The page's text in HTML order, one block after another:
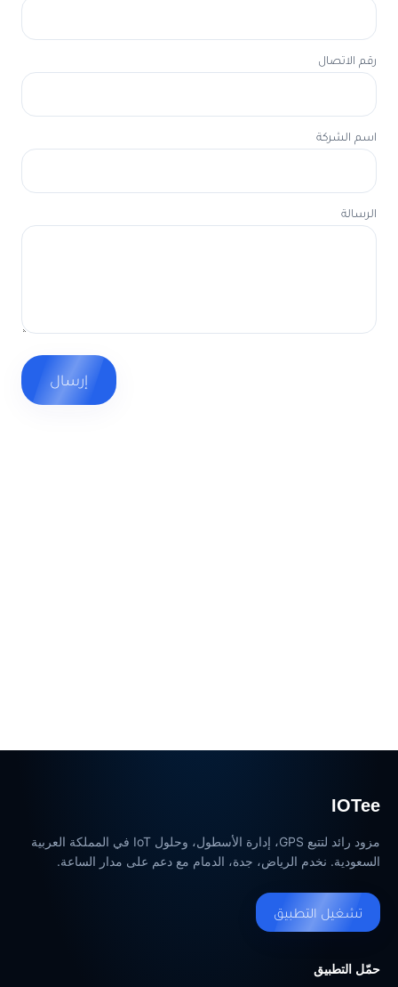
رقم الاتصال
اسم الشركة
الرسالة
إرسال
IOTee
مزود رائد لتتبع GPS، إدارة الأسطول، وحلول IoT في المملكة العربية
السعودية. نخدم الرياض، جدة، الدمام مع دعم على مدار الساعة.
تشغيل التطبيق
حمّل التطبيق